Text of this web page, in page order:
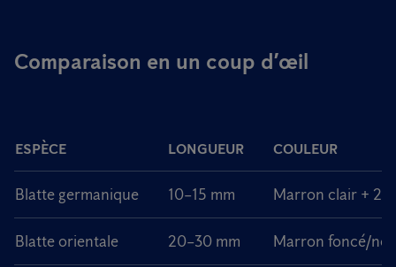
Comparaison en un coup d’œil
ESPÈCE LONGUEUR COULEUR
Blatte germanique 10–15 mm Marron clair + 2
Blatte orientale 20–30 mm Marron foncé/